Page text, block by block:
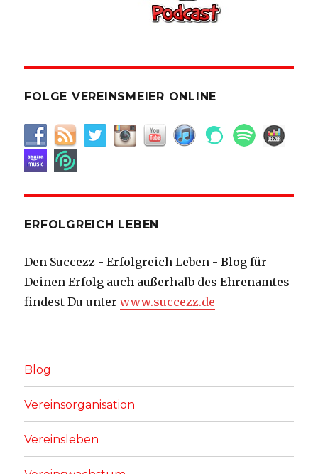
FOLGE VEREINSMEIER ONLINE
ERFOLGREICH LEBEN
Den Succezz - Erfolgreich Leben - Blog für
Deinen Erfolg auch außerhalb des Ehrenamtes
findest Du unterwww.succezz.de
Blog
Vereinsorganisation
Vereinsleben